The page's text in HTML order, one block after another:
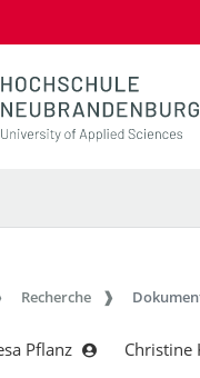
Recherche
Pflanz Christine